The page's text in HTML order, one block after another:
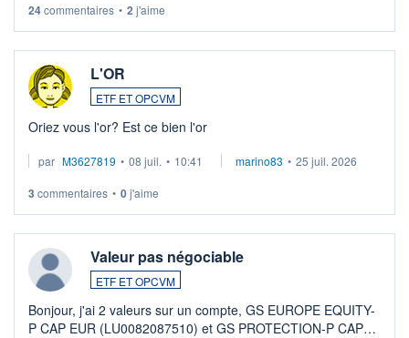
24commentaires • 2 j'aime
L'OR
ETF ET OPCVM
Oriez vous l'or? Est ce bien l'or
par M3627819 • 08 juil. • 10:41 marino83 • 25 juil. 2026
3 commentaires • 0j'aime
Valeur pas négociable
ETF ET OPCVM
Bonjour, j'ai 2 valeurs sur un compte, GS EUROPE EQUITY-
P CAP EUR (LU0082087510) et GS PROTECTION-P CAP